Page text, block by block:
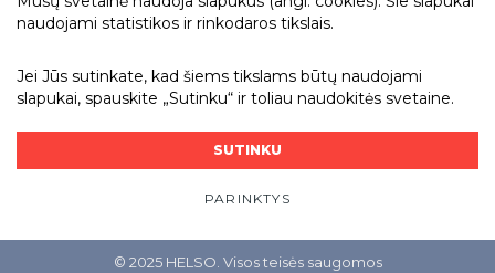
Bendraukime
© 2025 HELSO. Visos teisės saugomos
naudojami statistikos ir rinkodaros tikslais.
Jei Jūs sutinkate, kad šiems tikslams būtų naudojami
slapukai, spauskite „Sutinku“ ir toliau naudokitės svetaine.
SUTINKU
PARINKTYS